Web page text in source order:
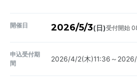
開催日 2026/5/3(日)受付開始
申込受付期
間
2026/4/2(木)11:36～